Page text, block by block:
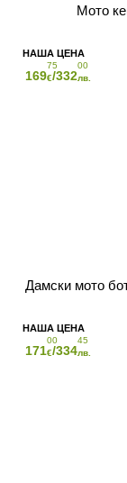
Мото
169
75
€/332
00
лв.
Дамски мото
171
00
€/334
45
лв.